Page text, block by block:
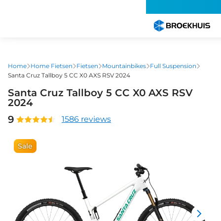
gaan
Home Home Fietsen Fietsen Mountainbikes Full Suspension
Santa Cruz Tallboy 5 CC X0 AXS RSV 2024
Santa Cruz Tallboy 5 CC X0 AXS RSV
2024
9
1586 reviews
Sale